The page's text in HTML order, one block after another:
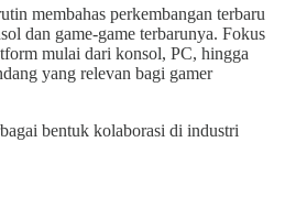
membahas perkembangan terbaru
dan game-game terbarunya. Fokus
mulai dari konsol, PC, hingga
yang relevan bagi gamer
bentuk kolaborasi di industri